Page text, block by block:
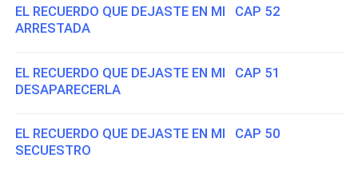
EL RECUERDO QUE DEJASTE EN MI CAP 52
ARRESTADA
EL RECUERDO QUE DEJASTE EN MI CAP 51
DESAPARECERLA
EL RECUERDO QUE DEJASTE EN MI CAP 50
SECUESTRO